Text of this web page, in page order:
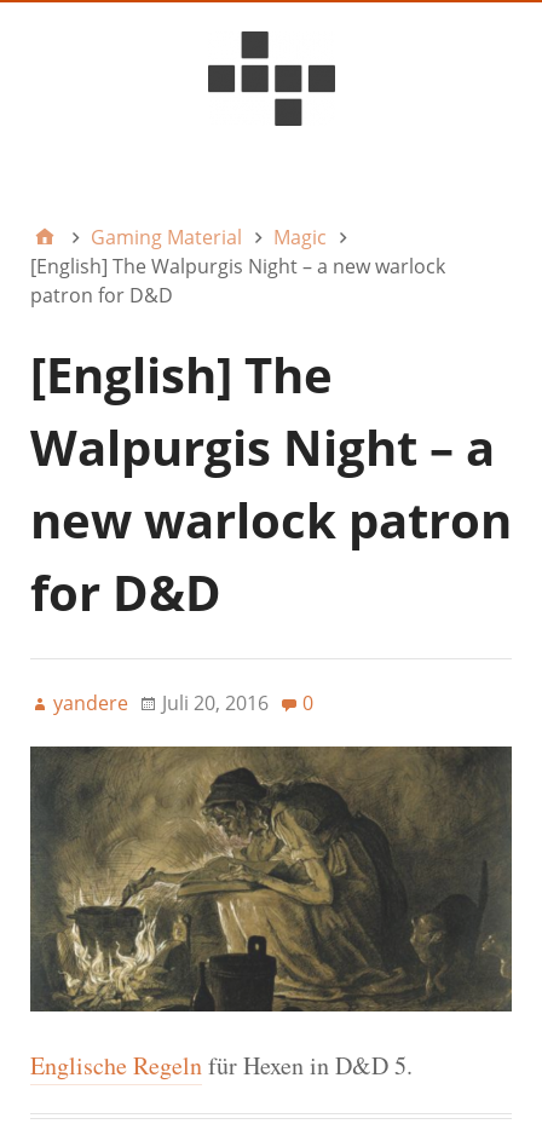
Gaming Material
Magic
[English] The Walpurgis Night – a new warlock
patron for D&D
[English] The
Walpurgis Night – a
new warlock patron
for D&D
yandere Juli 20, 2016 0
Englische Regelnfür Hexen in D&D 5.